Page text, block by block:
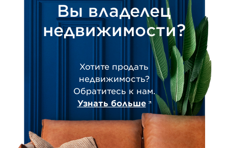
Вы владелец
недвижимости?
Хотите продать
недвижимость?
Обратитесь к нам.
Узнать больше